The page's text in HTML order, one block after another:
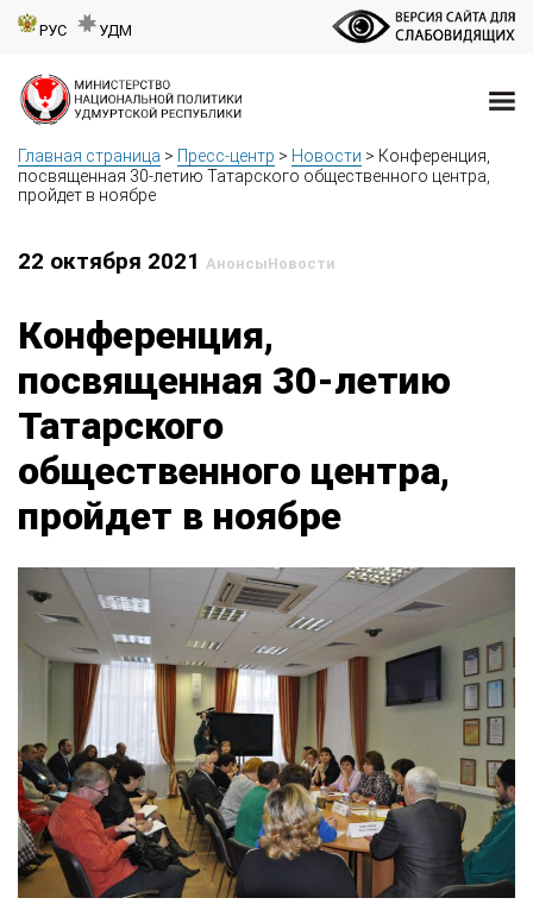
РУС УДМ
Главная страница > Пресс-центр > Новости > Конференция,
посвященная 30-летию Татарского общественного центра,
пройдет в ноябре
22 октября 2021 АнонсыНовости
Конференция,
посвященная 30-летию
Татарского
общественного центра,
пройдет в ноябре